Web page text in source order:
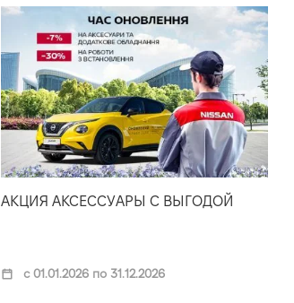
АКЦИЯ АКСЕССУАРЫ С ВЫГОДОЙ
с 01.01.2026 по 31.12.2026